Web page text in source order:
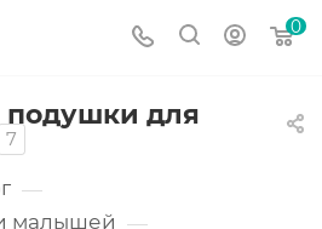
0
подушки для
7
—
малышей —